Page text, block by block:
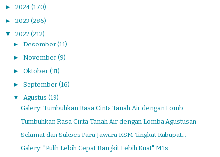
► 2024 (170)
► 2023 (286)
▼ 2022 (212)
► Desember (11)
► November (9)
► Oktober (31)
► September (16)
▼ Agustus (19)
Galery: Tumbuhkan Rasa Cinta Tanah Air dengan Lomb...
Tumbuhkan Rasa Cinta Tanah Air dengan Lomba Agustusan
Selamat dan Sukses Para Jawara KSM Tingkat Kabupat...
Galery: "Pulih Lebih Cepat Bangkit Lebih Kuat" MTs...